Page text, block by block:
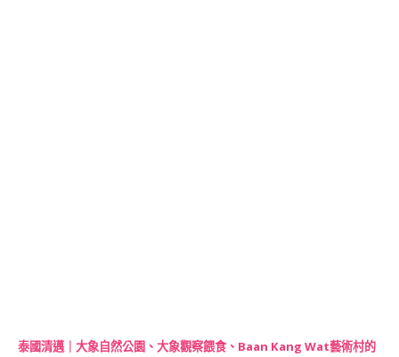
泰國清邁｜大象自然公園、大象觀察餵食、Baan Kang Wat藝術村的